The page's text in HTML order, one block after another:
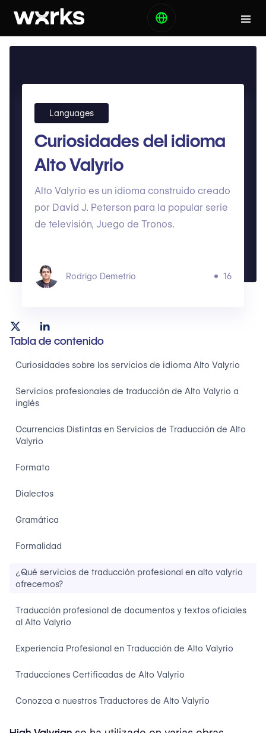
Languages
Curiosidades del idioma
Alto Valyrio
Alto Valyrio es un idioma construido creado
por David J. Peterson para la popular serie
de televisión, Juego de Tronos.
Rodrigo Demetrio 16
Tabla de contenido
Curiosidades sobre los servicios de idioma Alto Valyrio
Servicios profesionales de traducción de Alto Valyrio a
inglés
Ocurrencias Distintas en Servicios de Traducción de Alto
Valyrio
Formato
Dialectos
Gramática
Formalidad
¿Qué servicios de traducción profesional en alto valyrio
ofrecemos?
Traducción profesional de documentos y textos oficiales
al Alto Valyrio
Experiencia Profesional en Traducción de Alto Valyrio
Traducciones Certificadas de Alto Valyrio
Conozca a nuestros Traductores de Alto Valyrio
¿Cuánto cuesta una traducción certificada del alto